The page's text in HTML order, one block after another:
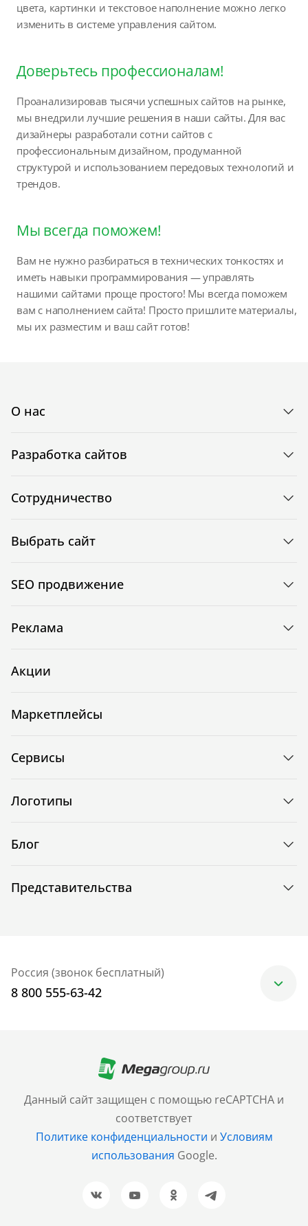
цвета, картинки и текстовое наполнение можно легко
изменить в системе управления сайтом.
Доверьтесь профессионалам!
Проанализировав тысячи успешных сайтов на рынке,
мы внедрили лучшие решения в наши сайты. Для вас
дизайнеры разработали сотни сайтов с
профессиональным дизайном, продуманной
структурой и использованием передовых технологий и
трендов.
Мы всегда поможем!
Вам не нужно разбираться в технических тонкостях и
иметь навыки программирования — управлять
нашими сайтами проще простого! Мы всегда поможем
вам с наполнением сайта! Просто пришлите материалы,
мы их разместим и ваш сайт готов!
Данный сайт защищен с помощью reCAPTCHA и
соответствует
Политике конфиденциальности и Условиям
использования Google.
О нас
Разработка сайтов
Сотрудничество
Выбрать сайт
SEO продвижение
Реклама
Акции
Маркетплейсы
Сервисы
Логотипы
Блог
Представительства
Россия (звонок бесплатный)
8 800 555-63-42
+7 (499) 705-30-10
Санкт-Петербург
+7 (812) 600-77-33
Барнаул
+7 (961) 999-93-93
Новосибирск